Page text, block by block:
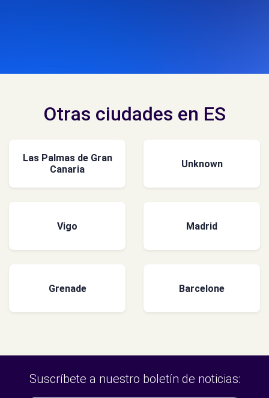
Otras ciudades en ES
Las Palmas de Gran
Canaria
Unknown
Vigo Madrid
Grenade Barcelone
Suscríbete a nuestro boletín de noticias: